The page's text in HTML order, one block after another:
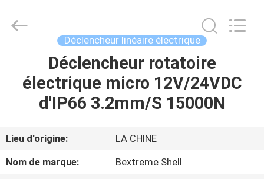
APERÇU
PRODUITS
VIDÉOS
Motor
Technology
Déclencheur linéaire électrique
Déclencheur rotatoire
électrique micro 12V/24VDC
d'IP66 3.2mm/S 15000N
Lieu d'origine:
LA CHINE
Nom de marque:
Bextreme Shell